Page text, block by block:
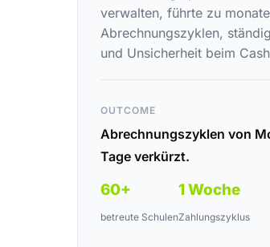
verwalten, führte zu
Abrechnungszyklen,
und Unsicherheit beim
OUTCOME
Abrechnungszyklen von
Tage verkürzt.
60+
betreute Schulen
1 Woche
Zahlungszyklus